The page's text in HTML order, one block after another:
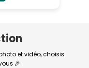
et vidéo, choisis
🎉